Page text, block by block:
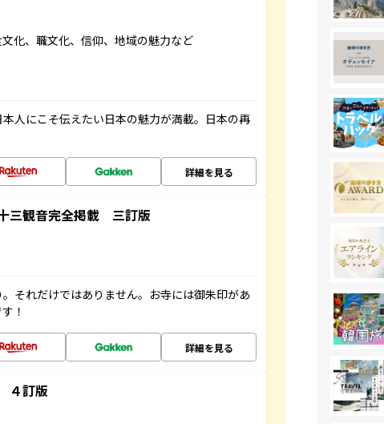
化、職文化、信仰、地域の魅力など
人にこそ伝えたい日本の魅力が満載。日本の再
詳細を見る
三観音完全掲載 三訂版
それだけではありません。お寺には御朱印があ
！
詳細を見る
訂版